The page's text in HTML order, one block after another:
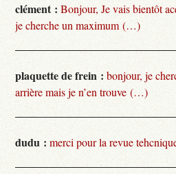
clément : Bonjour, Je vais bientôt
je cherche un maximum (…)
plaquette de frein : bonjour, je
arrière mais je n’en trouve (…)
dudu : merci pour la revue